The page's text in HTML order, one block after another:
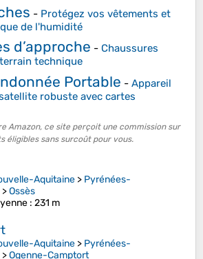
- Protégez vos vêtements et
de l'humidité
d’approche - Chaussures
technique
Portable - Appareil
robuste avec cartes
Amazon, ce site perçoit une commission sur
éligibles sans surcoût pour vous.
Aquitaine > Pyrénées-
>Ossès
: 231 m
Aquitaine > Pyrénées-
>Ogenne-Camptort